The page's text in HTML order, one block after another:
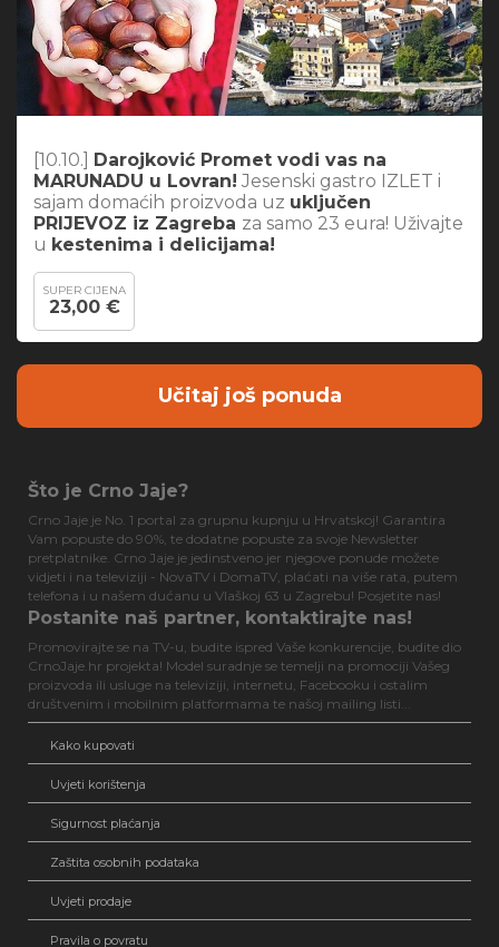
[10.10.]
Darojković Promet vodi vas na
MARUNADU u Lovran! Jesenski gastro IZLET i
sajam domaćih proizvoda uz uključen
PRIJEVOZ iz Zagreba za samo 23 eura! Uživajte
u kestenima i delicijama!
SUPER CIJENA
23,00 €
Učitaj još ponuda
Što je Crno Jaje?
Crno Jaje je No. 1 portal za grupnu kupnju u Hrvatskoj! Garantira
Vam popuste do 90%, te dodatne popuste za svoje Newsletter
pretplatnike. Crno Jaje je jedinstveno jer njegove ponude možete
vidjeti i na televiziji - NovaTV i DomaTV, plaćati na više rata, putem
telefona i u našem dućanu u Vlaškoj 63 u Zagrebu! Posjetite nas!
Postanite naš partner, kontaktirajte nas!
Promovirajte se na TV-u, budite ispred Vaše konkurencije, budite dio
CrnoJaje.hr projekta! Model suradnje se temelji na promociji Vašeg
proizvoda ili usluge na televiziji, internetu, Facebooku i ostalim
društvenim i mobilnim platformama te našoj mailing listi...
Kako kupovati
Uvjeti korištenja
Sigurnost plaćanja
Zaštita osobnih podataka
Uvjeti prodaje
Pravila o povratu